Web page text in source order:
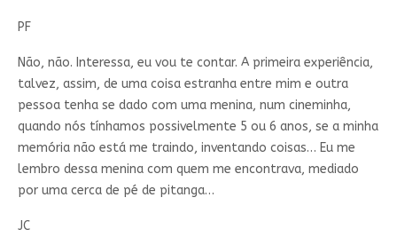
PF
Não, não. Interessa, eu vou te contar. A primeira experiência,
talvez, assim, de uma coisa estranha entre mim e outra
pessoa tenha se dado com uma menina, num cineminha,
quando nós tínhamos possivelmente 5 ou 6 anos, se a minha
memória não está me traindo, inventando coisas… Eu me
lembro dessa menina com quem me encontrava, mediado
por uma cerca de pé de pitanga…
JC